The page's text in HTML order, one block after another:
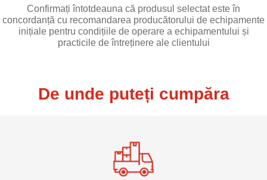
Confirmați întotdeauna că produsul selectat este în
concordanță cu recomandarea producătorului de echipamente
inițiale pentru condițiile de operare a echipamentului și
practicile de întreținere ale clientului
De unde puteți cumpăra